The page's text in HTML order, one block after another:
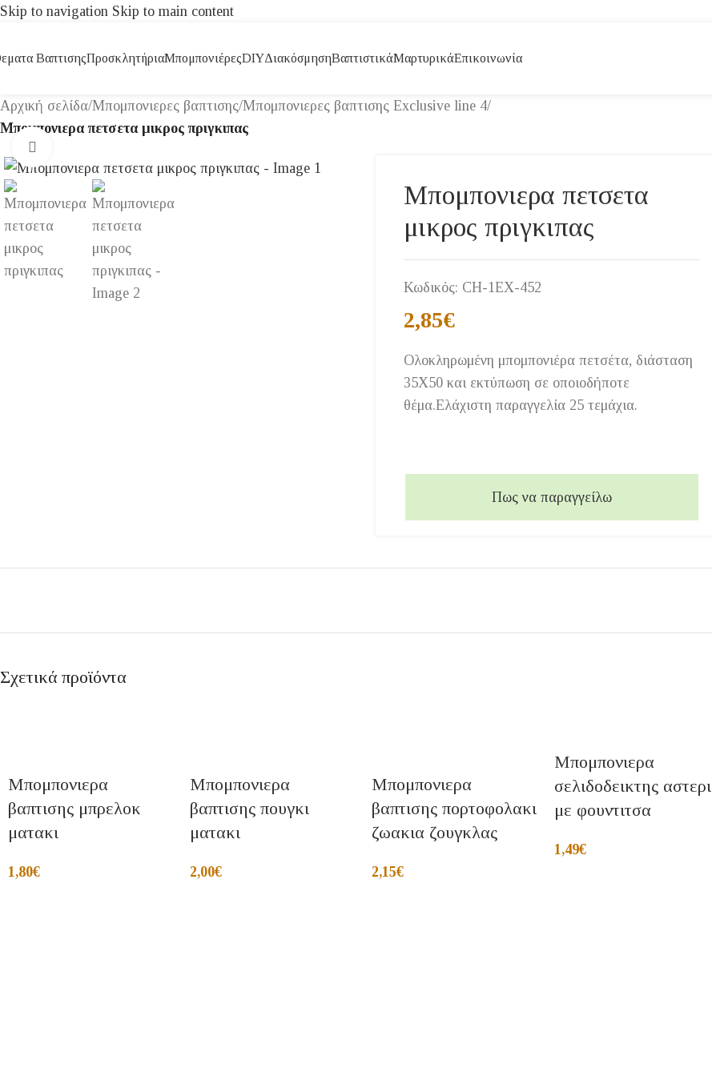
Skip to navigation Skip to main content
ΒαπτισηςΠροσκλητήριαΜπομπονιέρεςDIYΔιακόσμησηΒαπτιστικάΜαρτυρικάΕπικοινωνία
Αρχική σελίδα/Μπομπονιερες βαπτισης/Μπομπονιερες βαπτισης Exclusive line 4/
Μπομπονιερα πετσετα μικρος πριγκιπας
Μπομπονιερα πετσετα
μικρος πριγκιπας
Κωδικός: CH-1EX-452
2,85€
Ολοκληρωμένη μπομπονιέρα πετσέτα, διάσταση
35Χ50 και εκτύπωση σε οποιοδήποτε
θέμα.Ελάχιστη παραγγελία 25 τεμάχια.
Πως να παραγγείλω
Σχετικά προϊόντα
Μπομπονιερα
βαπτισης μπρελοκ
ματακι
1,80€
Μπομπονιερα
βαπτισης πουγκι
ματακι
2,00€
Μπομπονιερα
βαπτισης πορτοφολακι
ζωακια ζουγκλας
2,15€
Μπομπονιερα
σελιδοδεικτης αστερι
με φουντιτσα
1,49€